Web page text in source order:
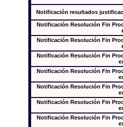
Notificación resultados
Notificación Resolución Fin
Notificación Resolución Fin
Notificación Resolución Fin
Notificación Resolución Fin
Notificación Resolución Fin
Notificación Resolución Fin
Notificación Resolución Fin